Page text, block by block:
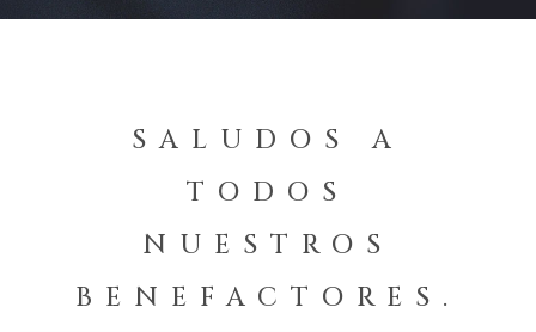
SALUDOS A
TODOS
NUESTROS
BENEFACTORES.